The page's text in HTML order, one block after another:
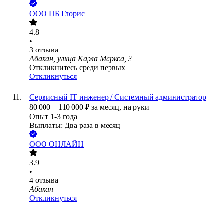
ООО ПБ Глорис
4.8
•
3 отзыва
Абакан, улица Карла Маркса, 3
Откликнитесь среди первых
Откликнуться
Сервисный IT инженер / Системный администратор
80 000 – 110 000 ₽ за месяц, на руки
Опыт 1-3 года
Выплаты: Два раза в месяц
ООО ОНЛАЙН
3.9
•
4 отзыва
Абакан
Откликнуться